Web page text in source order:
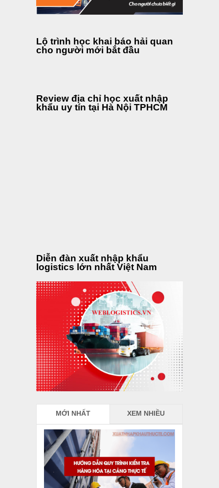
Lộ trình học khai báo hải quan
cho người mới bắt đầu
Review địa chỉ học xuất nhập
khẩu uy tín tại Hà Nội TPHCM
Diễn đàn xuất nhập khẩu
logistics lớn nhất Việt Nam
MỚI NHẤT XEM NHIỀU